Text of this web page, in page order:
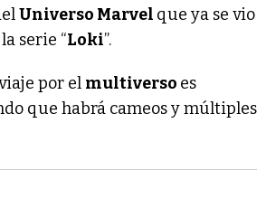
Universo Marvel que ya se vio
serie “Loki”.
por el multiverso es
que habrá cameos y múltiples